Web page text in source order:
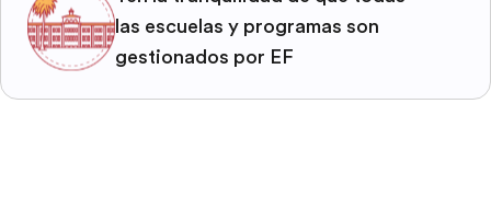
las escuelas y programas son
gestionados por EF